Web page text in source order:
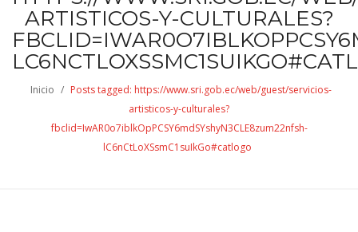
ARTISTICOS-Y-CULTURALES?
Inicio / Posts tagged: https://www.sri.gob.ec/web/guest/servicios-
artisticos-y-culturales?
fbclid=IwAR0o7iblkOpPCSY6mdSYshyN3CLE8zum22nfsh-
lC6nCtLoXSsmC1suIkGo#catlogo